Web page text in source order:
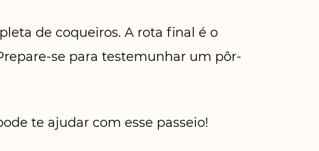
de coqueiros. A rota final é o
se para testemunhar um pôr-
te ajudar com esse passeio!